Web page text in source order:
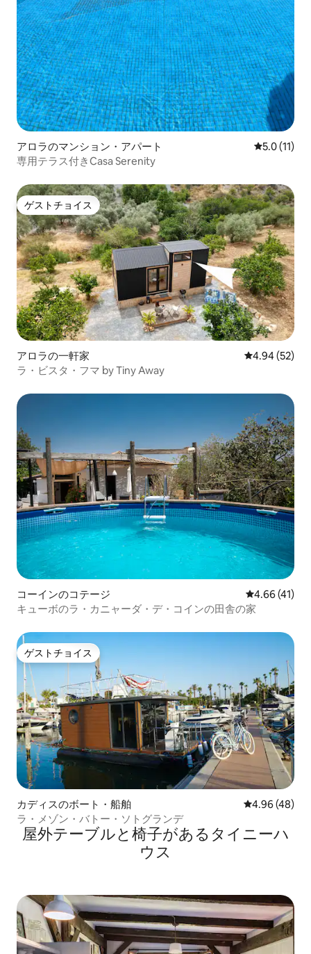
アロラのマンション・アパート レビュー11
5.0 (11)
専用テラス付きCasa Serenity
ゲストチョイス
ゲストチョイス
アロラの一軒家 レビュー52
4.94 (52)
ラ・ビスタ・フマ by Tiny Away
コーインのコテージ レビュー41
4.66 (41)
キューボのラ・カニャーダ・デ・コインの田舎の家
ゲストチョイス
ゲストチョイス
カディスのボート・船舶 レビュー48
4.96 (48)
ラ・メゾン・バトー・ソトグランデ
屋外テーブルと椅子があるタイニーハ
ウス